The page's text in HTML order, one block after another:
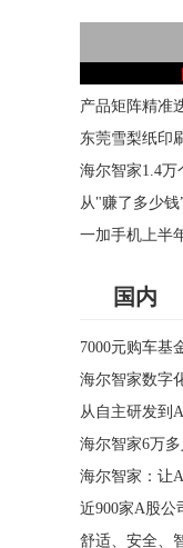
产品矩阵精准
海尔智家1.4万
国内
7000元购车基
海尔智家数字
从自主研发到
海尔智家6万
海尔智家：让
近900家A股公
舒适、安全、